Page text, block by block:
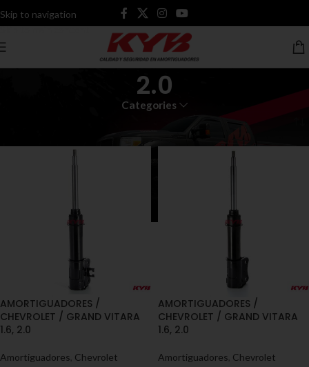
Skip to navigation
Skip to main content
2.0
Categories
AMORTIGUADORES /
CHEVROLET / GRAND VITARA
1.6, 2.0
Amortiguadores Chevrolet
AMORTIGUADORES /
CHEVROLET / GRAND VITARA
1.6, 2.0
Amortiguadores Chevrolet